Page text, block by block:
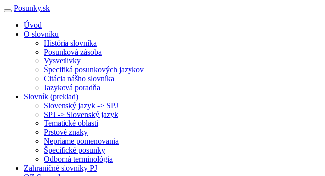
Posunky.sk
Úvod
O slovníku
História slovníka
Posunková zásoba
Vysvetlivky
Špecifiká posunkových jazykov
Citácia nášho slovníka
Jazyková poradňa
Slovník (preklad)
Slovenský jazyk -> SPJ
SPJ -> Slovenský jazyk
Tematické oblasti
Prstové znaky
Nepriame pomenovania
Špecifické posunky
Odborná terminológia
Zahraničné slovníky PJ